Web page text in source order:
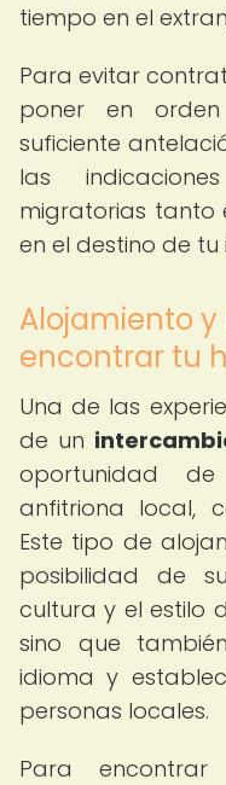
tiempo en el
Para evitar
poner en
suficiente
las
migratorias tanto
en el destino de
Alojamiento
encontrar tu
Una de las
de un
oportunidad
anfitriona local,
Este tipo de
posibilidad de
cultura y el estilo
sino que
idioma y
personas locales.
Para